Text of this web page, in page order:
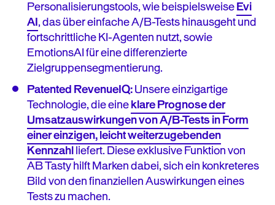
Personalisierungstools, wie beispielsweiseEvi
AI, das über einfache A/B-Tests hinausgeht und
fortschrittliche KI-Agenten nutzt, sowie
EmotionsAI für eine differenzierte
Zielgruppensegmentierung.
Patented RevenueIQ:Unsere einzigartige
Technologie, die eineklare Prognose der
Umsatzauswirkungen von A/B-Tests in Form
einer einzigen, leicht weiterzugebenden
Kennzahlliefert. Diese exklusive Funktion von
AB Tasty hilft Marken dabei, sich ein konkreteres
Bild von den finanziellen Auswirkungen eines
Tests zu machen.